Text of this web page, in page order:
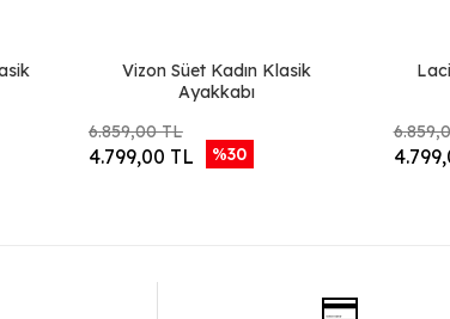
Vizon Süet Kadın Klasik
Ayakkabı
6.859,00 TL
4.799,00 TL %30